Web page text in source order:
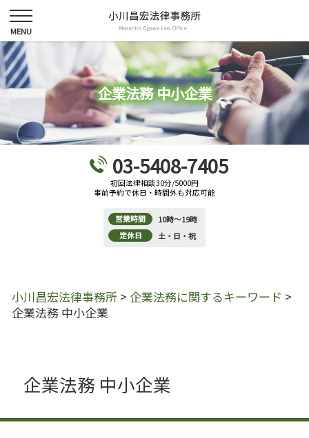
企業法務 中小企業
03-5408-7405
初回法律相談30分/5000円
事前予約で休日・時間外も対応可能
営業時間
10時～19時
定休日
土・日・祝
小川昌宏法律事務所 > 企業法務に関するキーワード >
企業法務 中小企業
企業法務 中小企業